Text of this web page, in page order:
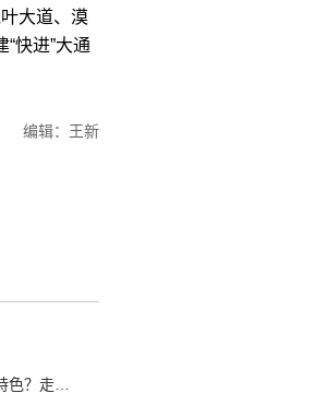
大道、漠
快进”大通
编辑：王新